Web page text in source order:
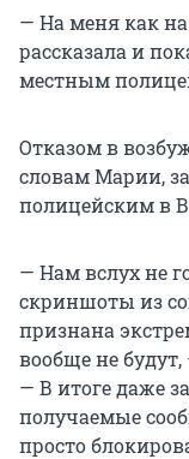
— На меня как на
рассказала и
местным
Отказом в
словам Марии,
полицейским в
— Нам вслух не
скриншоты из
признана
вообще не
— В итоге даже
получаемые
просто